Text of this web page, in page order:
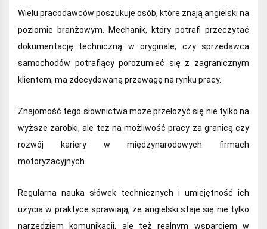
Wielu pracodawców poszukuje osób, które znają angielski na
poziomie branżowym. Mechanik, który potrafi przeczytać
dokumentację techniczną w oryginale, czy sprzedawca
samochodów potrafiący porozumieć się z zagranicznym
klientem, ma zdecydowaną przewagę na rynku pracy.
Znajomość tego słownictwa może przełożyć się nie tylko na
wyższe zarobki, ale też na możliwość pracy za granicą czy
rozwój kariery w międzynarodowych firmach
motoryzacyjnych.
Regularna nauka słówek technicznych i umiejętność ich
użycia w praktyce sprawiają, że angielski staje się nie tylko
narzędziem komunikacji, ale też realnym wsparciem w